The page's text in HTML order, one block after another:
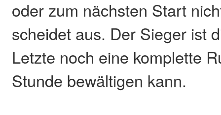
oder zum nächsten Start
scheidet aus. Der Sieger ist
Letzte noch eine komplette
Stunde bewältigen kann.